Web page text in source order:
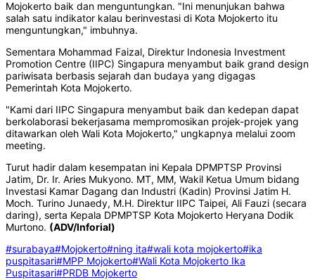
Mojokerto baik dan menguntungkan. "Ini menunjukan bahwa
salah satu indikator kalau berinvestasi di Kota Mojokerto itu
menguntungkan," imbuhnya.
Sementara Mohammad Faizal, Direktur Indonesia Investment
Promotion Centre (IIPC) Singapura menyambut baik grand design
pariwisata berbasis sejarah dan budaya yang digagas
Pemerintah Kota Mojokerto.
"Kami dari IIPC Singapura menyambut baik dan kedepan dapat
berkolaborasi bekerjasama mempromosikan projek-projek yang
ditawarkan oleh Wali Kota Mojokerto," ungkapnya melalui zoom
meeting.
Turut hadir dalam kesempatan ini Kepala DPMPTSP Provinsi
Jatim, Dr. Ir. Aries Mukyono. MT, MM, Wakil Ketua Umum bidang
Investasi Kamar Dagang dan Industri (Kadin) Provinsi Jatim H.
Moch. Turino Junaedy, M.H. Direktur IIPC Taipei, Ali Fauzi (secara
daring), serta Kepala DPMPTSP Kota Mojokerto Heryana Dodik
Murtono. (ADV/Inforial)
#surabaya#Mojokerto#ning ita#wali kota mojokerto#ika
puspitasari#MPP Mojokerto#Wali Kota Mojokerto Ika
Puspitasari#PRDB Mojokerto